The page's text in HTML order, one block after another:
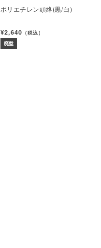
ポリエチレン頭絡(黒/白)
¥2,640 （税込）
廃盤